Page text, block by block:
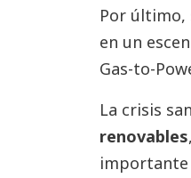
Por último,
en un
Gas-to-
La crisis
renovables
importante